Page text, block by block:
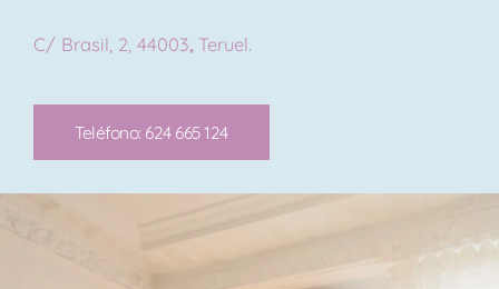
C/ Brasil, 2, 44003, Teruel.
Teléfono: 624 665 124